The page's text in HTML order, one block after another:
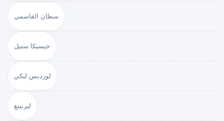
سطان القاسمي
جيسيكا ستيل
لورديس لبكي
ليرنينغ